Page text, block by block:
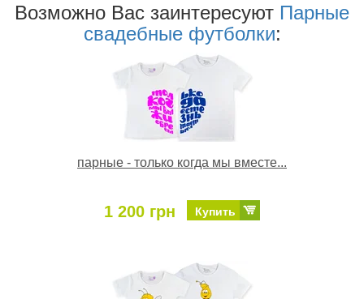
Возможно Ваc заинтересуют Парные
свадебные футболки:
парные - только когда мы вместе...
1 200 грн Купить